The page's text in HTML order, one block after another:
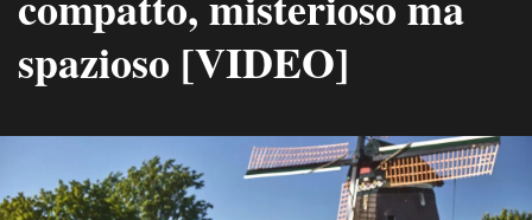
spazioso [VIDEO]